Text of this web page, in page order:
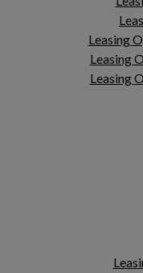
Leasing
Leasing
Leasing